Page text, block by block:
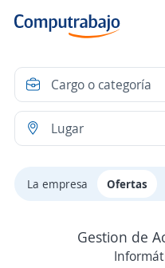
La empresa Ofertas
Gestion de